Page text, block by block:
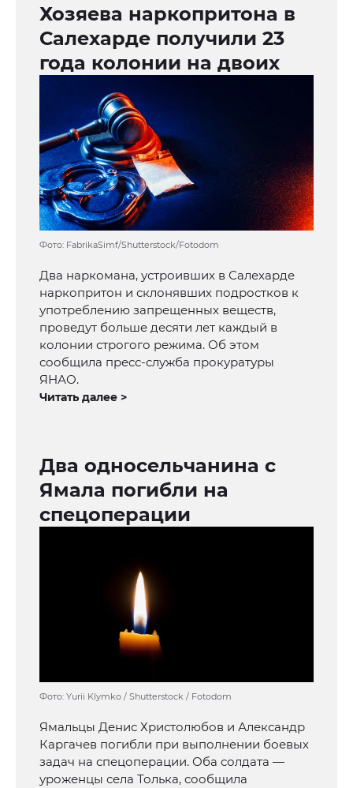
Хозяева наркопритона в
Салехарде получили 23
года колонии на двоих
Фото: FabrikaSimf/Shutterstock/Fotodom
Два наркомана, устроивших в Салехарде
наркопритон и склонявших подростков к
употреблению запрещенных веществ,
проведут больше десяти лет каждый в
колонии строгого режима. Об этом
сообщила пресс-служба прокуратуры
ЯНАО.
Читать далее >
Два односельчанина с
Ямала погибли на
спецоперации
Фото: Yurii Klymko / Shutterstock / Fotodom
Ямальцы Денис Христолюбов и Александр
Каргачев погибли при выполнении боевых
задач на спецоперации. Оба солдата —
уроженцы села Толька, сообщила